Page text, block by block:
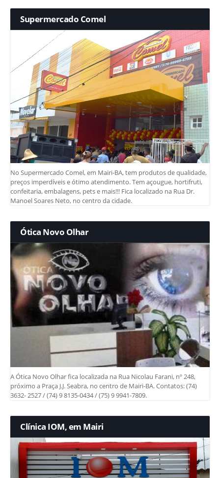
Supermercado Comel
No Supermercado Comel, em Mairi-BA, tem produtos de qualidade,
preços imperdíveis e ótimo atendimento. Tem açougue, hortifruti,
confeitaria, embalagens, pets e mais!!! Fica localizado na Rua Dr.
Manoel Soares Neto, no centro da cidade.
Ótica Novo Olhar
A Ótica Novo Olhar fica localizada na Rua Nicolau Farani, nº 248,
próximo a Praça J.J. Seabra, no centro de Mairi-BA. Contatos: (74)
3632- 2527 / (74) 9 8135-0434 / (75) 9 9941-7809.
Clínica IOM, em Mairi